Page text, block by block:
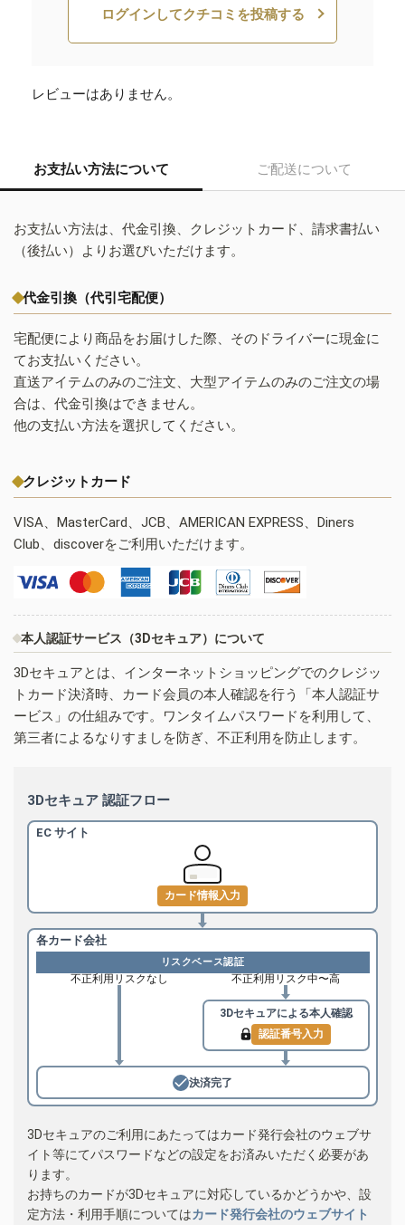
ログインしてクチコミを投稿する
レビューはありません。
お支払い方法について ご配送について
お支払い方法は、代金引換、クレジットカード、請求書払い
（後払い）よりお選びいただけます。
代金引換（代引宅配便）
宅配便により商品をお届けした際、そのドライバーに現金に
てお支払いください。
直送アイテムのみのご注文、大型アイテムのみのご注文の場
合は、代金引換はできません。
他の支払い方法を選択してください。
クレジットカード
VISA、MasterCard、JCB、AMERICAN EXPRESS、Diners
Club、discoverをご利用いただけます。
本人認証サービス（3Dセキュア）について
3Dセキュアとは、インターネットショッピングでのクレジッ
トカード決済時、カード会員の本人確認を行う「本人認証サ
ービス」の仕組みです。ワンタイムパスワードを利用して、
第三者によるなりすましを防ぎ、不正利用を防止します。
3Dセキュア 認証フロー
EC サイト
カード情報入力
各カード会社
リスクベース認証
不正利用リスクなし 不正利用リスク中〜高
3Dセキュアによる本人確認
認証番号入力
決済完了
3Dセキュアのご利用にあたってはカード発行会社のウェブサ
イト等にてパスワードなどの設定をお済みいただく必要があ
ります。
お持ちのカードが3Dセキュアに対応しているかどうかや、設
定方法・利用手順についてはカード発行会社のウェブサイト